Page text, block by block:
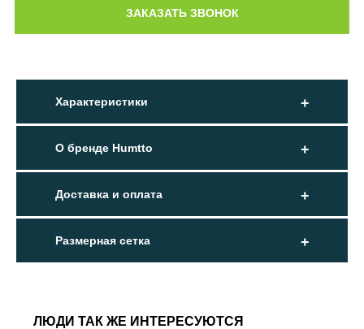
Характеристики
О бренде Humtto
Доставка и оплата
Размерная сетка
ЛЮДИ ТАК ЖЕ ИНТЕРЕСУЮТСЯ